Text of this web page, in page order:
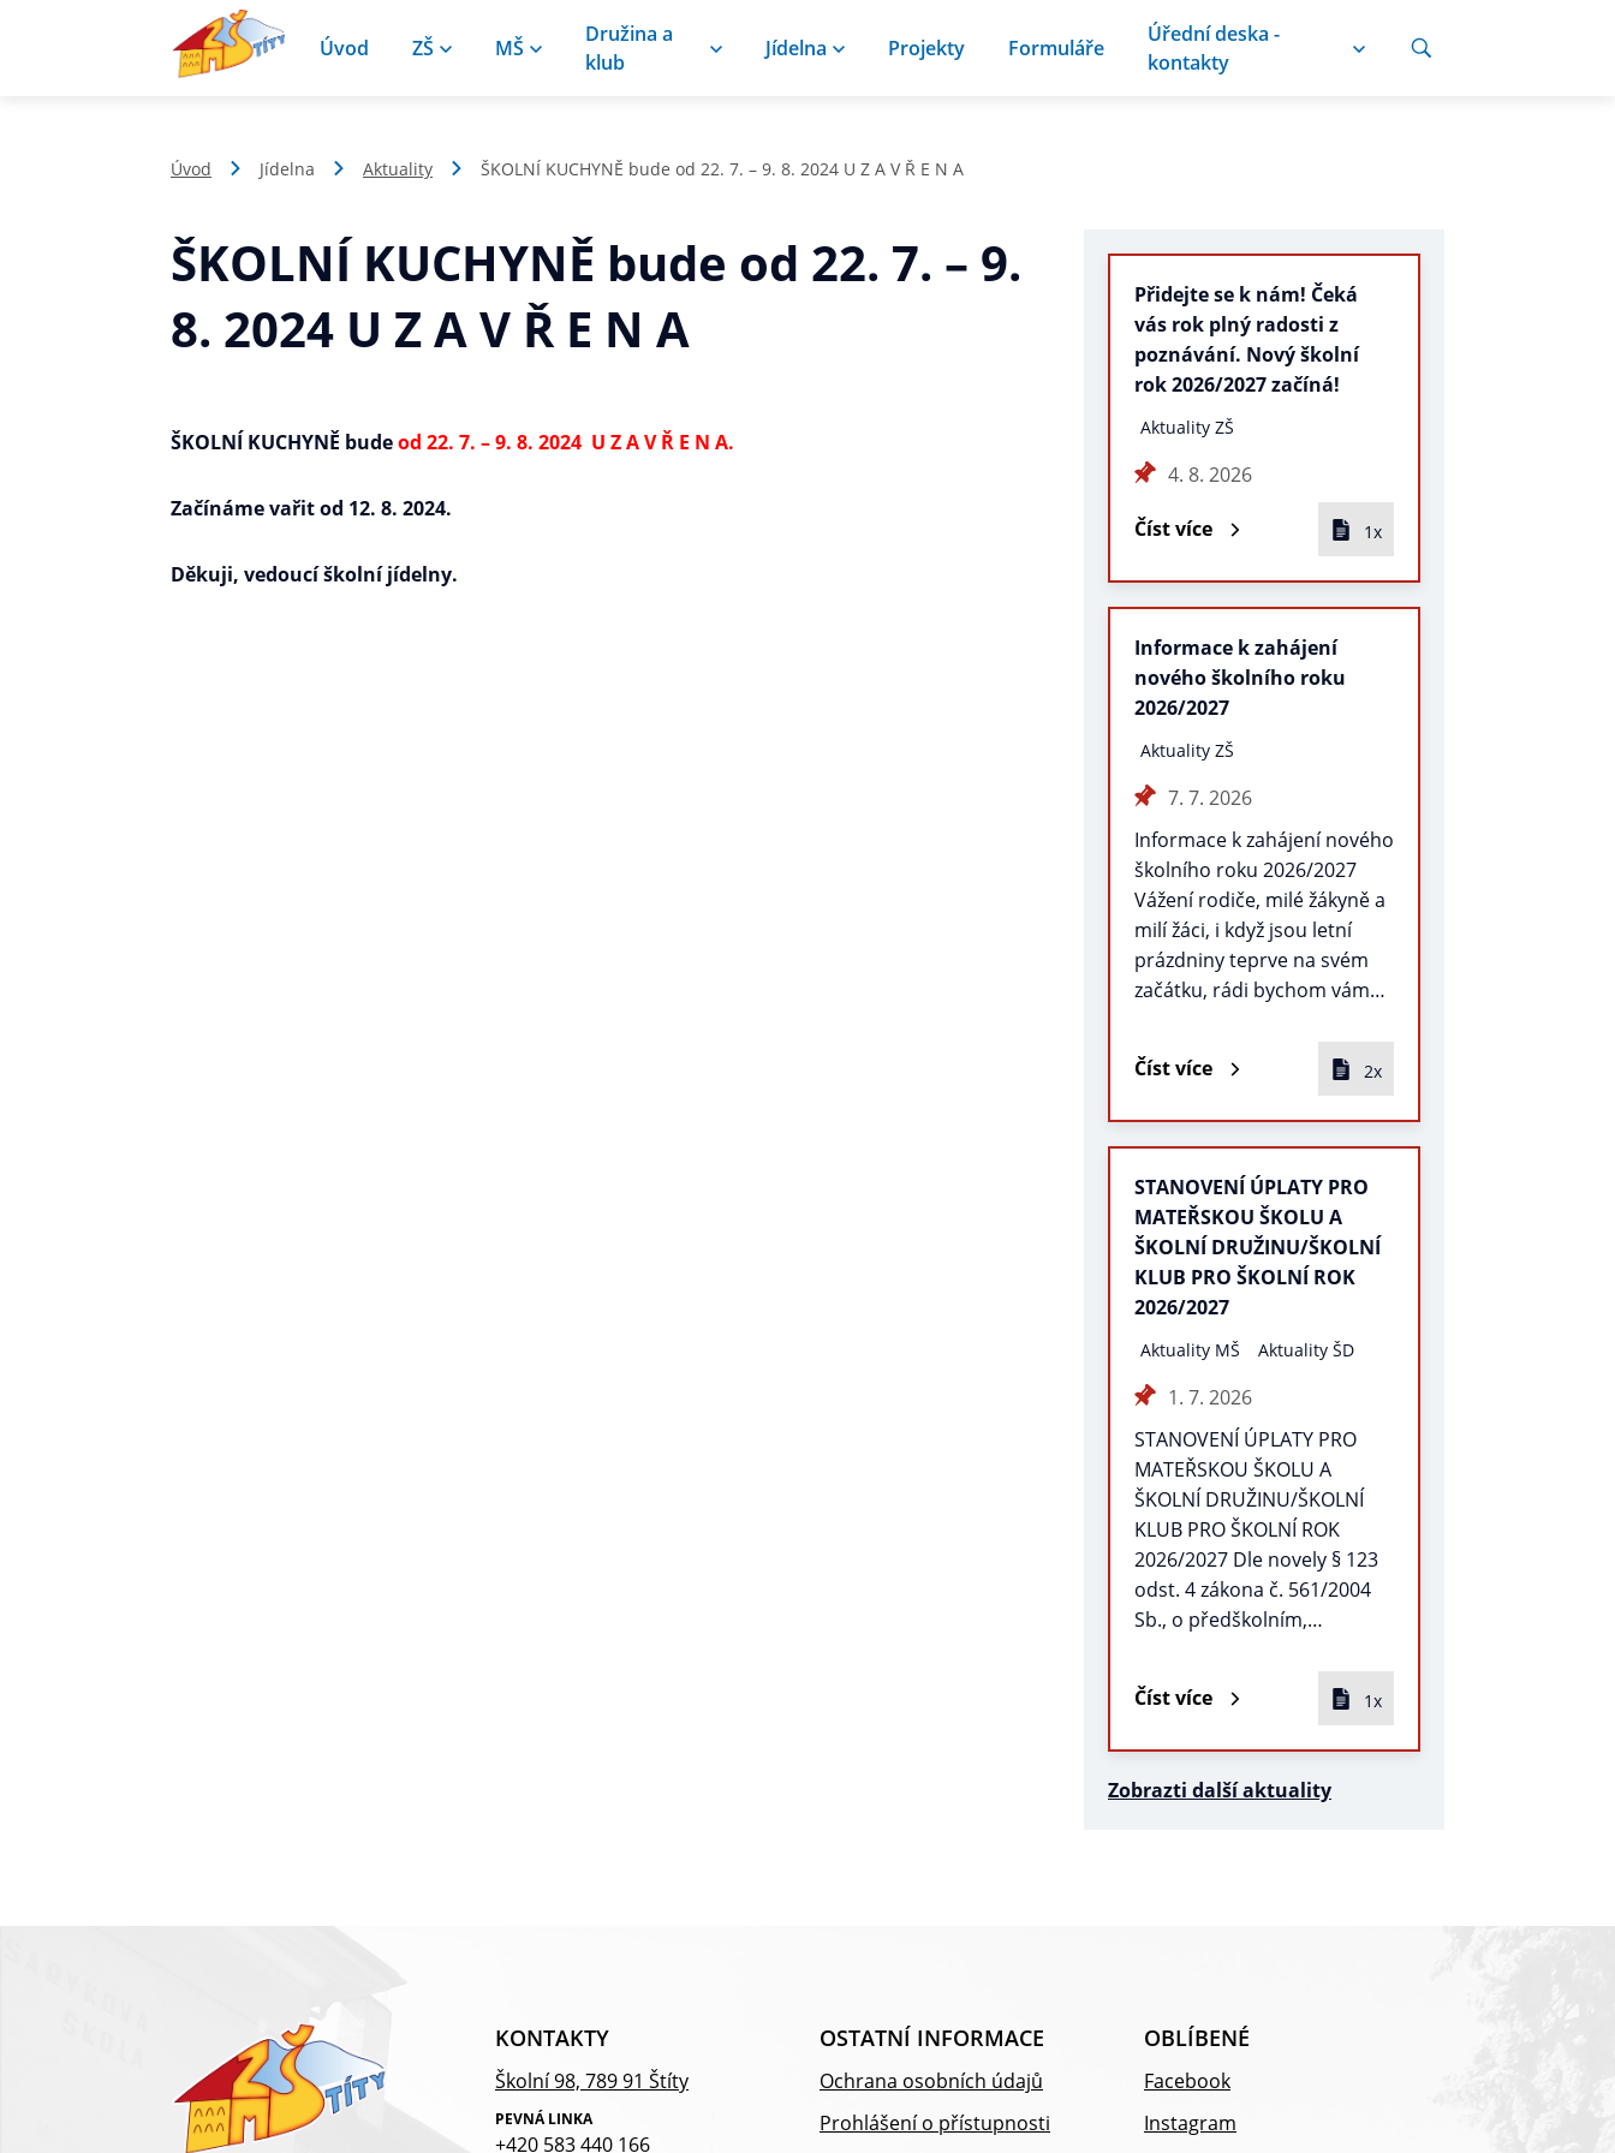
Úvod ZŠ MŠ
Družina a
klub
Jídelna Projekty Formuláře
Úřední deska -
kontakty
Úvod Jídelna Aktuality ŠKOLNÍ KUCHYNĚ bude od 22. 7. – 9. 8. 2024 U Z A V Ř E N A
ŠKOLNÍ KUCHYNĚ bude od 22. 7. – 9.
8. 2024 U Z A V Ř E N A
ŠKOLNÍ KUCHYNĚ budeod 22. 7. – 9. 8. 2024 U Z A V Ř E N A.
Začínáme vařit od 12. 8. 2024.
Děkuji, vedoucí školní jídelny.
Přidejte se k nám! Čeká
vás rok plný radosti z
poznávání. Nový školní
rok 2026/2027 začíná!
Aktuality ZŠ
4. 8. 2026
Číst více 1x
Informace k zahájení
nového školního roku
2026/2027
Aktuality ZŠ
7. 7. 2026
Informace k zahájení nového
školního roku 2026/2027
Vážení rodiče, milé žákyně a
milí žáci, i když jsou letní
prázdniny teprve na svém
začátku, rádi bychom vám…
Číst více 2x
STANOVENÍ ÚPLATY PRO
MATEŘSKOU ŠKOLU A
ŠKOLNÍ DRUŽINU/ŠKOLNÍ
KLUB PRO ŠKOLNÍ ROK
2026/2027
Aktuality MŠ Aktuality ŠD
1. 7. 2026
STANOVENÍ ÚPLATY PRO
MATEŘSKOU ŠKOLU A
ŠKOLNÍ DRUŽINU/ŠKOLNÍ
KLUB PRO ŠKOLNÍ ROK
2026/2027 Dle novely § 123
odst. 4 zákona č. 561/2004
Sb., o předškolním,…
Číst více 1x
Zobrazti další aktuality
KONTAKTY
Školní 98, 789 91 Štíty
PEVNÁ LINKA
+420 583 440 166
OSTATNÍ INFORMACE
Ochrana osobních údajů
Prohlášení o přístupnosti
OBLÍBENÉ
Facebook
Instagram